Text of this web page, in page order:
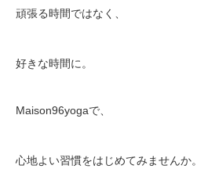
頑張る時間ではなく、
好きな時間に。
Maison96yogaで、
心地よい習慣をはじめてみませんか。